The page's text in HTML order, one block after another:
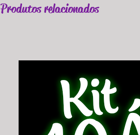
Produtos relacionados